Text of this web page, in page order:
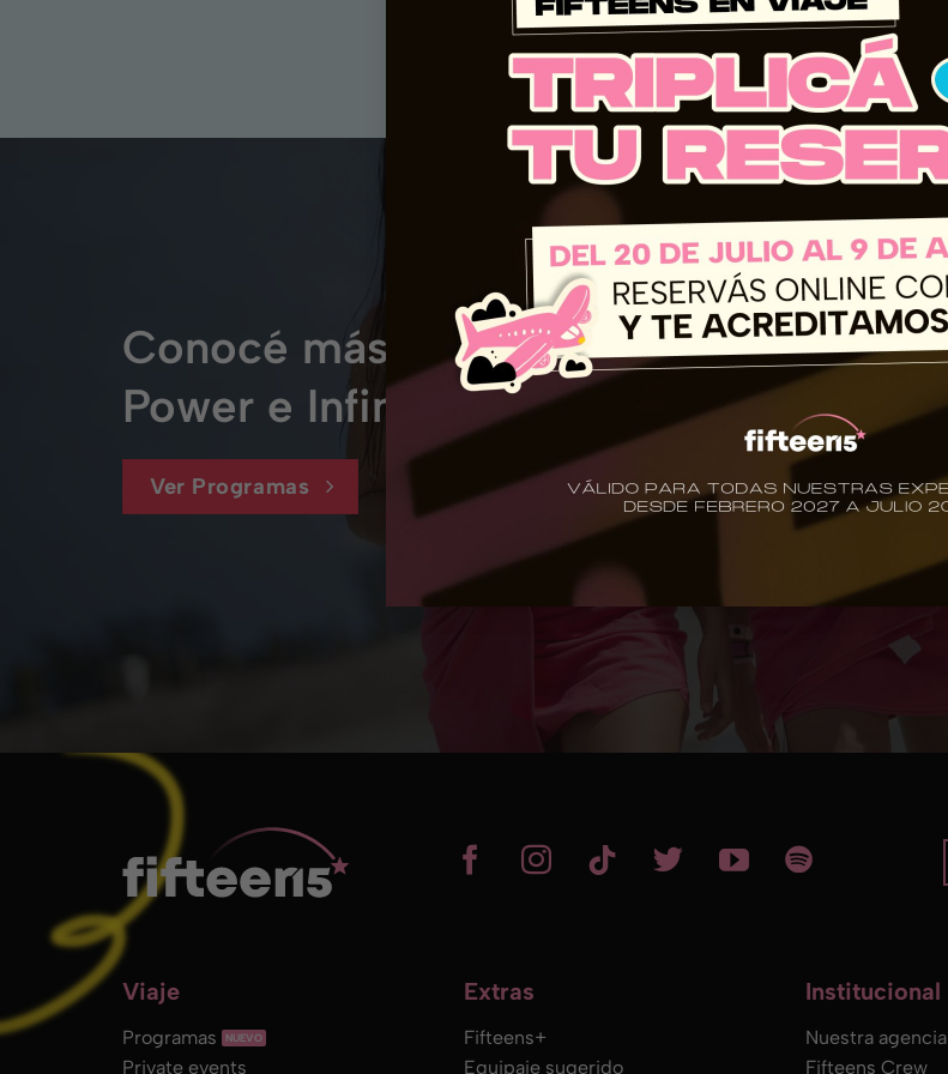
No related photos.
Conocé más sobre los programas
Power e Infinity
Ver Programas
Viaje
Programas
Private events
Extras
Fifteens+
Equipaje sugerido
Institucional
Nuestra agencia
Fifteens Crew